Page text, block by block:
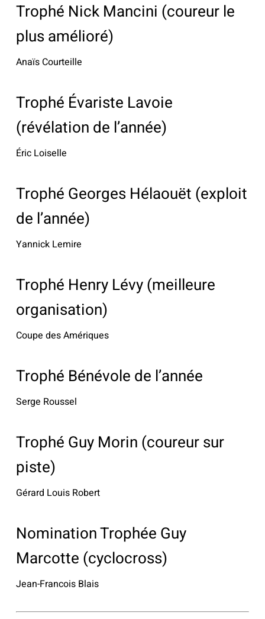
Trophé Nick Mancini (coureur le
plus amélioré)
Anaïs Courteille
Trophé Évariste Lavoie
(révélation de l’année)
Éric Loiselle
Trophé Georges Hélaouët (exploit
de l’année)
Yannick Lemire
Trophé Henry Lévy (meilleure
organisation)
Coupe des Amériques
Trophé Bénévole de l’année
Serge Roussel
Trophé Guy Morin (coureur sur
piste)
Gérard Louis Robert
Nomination Trophée Guy
Marcotte (cyclocross)
Jean-Francois Blais